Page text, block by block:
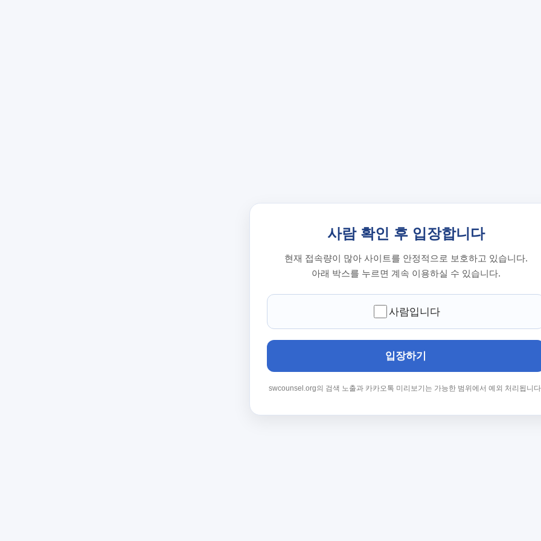
사람 확인 후 입장합니다
현재 접속량이 많아 사이트를 안정적으로 보호하고 있습니다.
아래 박스를 누르면 계속 이용하실 수 있습니다.
사람입니다
입장하기
swcounsel.org의 검색 노출과 카카오톡 미리보기는 가능한 범위에서 예외 처리됩니